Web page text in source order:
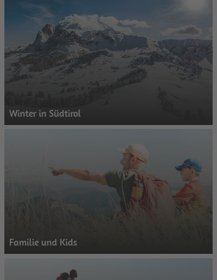
Winter in Südtirol
Familie und Kids